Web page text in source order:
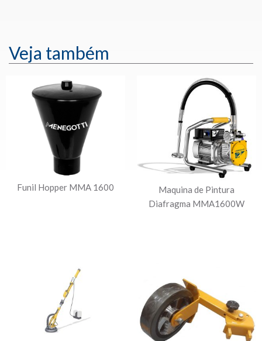
Veja também
Funil Hopper MMA 1600
Maquina de Pintura
Diafragma MMA1600W